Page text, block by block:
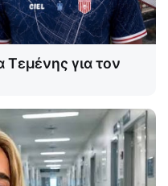
Τεμένης για τον